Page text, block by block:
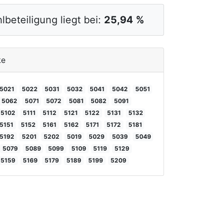
liegt bei: 25,94 %
5021 5022 5031 5032 5041 5042
5051
5062 5071 5072 5081 5082
5091
5102 5111 5112 5121 5122 5131
5132
5151 5152 5161 5162 5171 5172
5181
5192 5201 5202 5019 5029 5039
5049
5079 5089 5099 5109 5119
5129
5159 5169 5179 5189 5199 5209